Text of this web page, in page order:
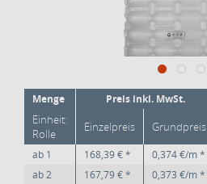
Menge Preis inkl. MwSt.
Einheit:
Rolle
Einzelpreis Grundpreis
ab 1 168,39 € * 0,374 €/m *
ab2 167,79 € * 0,373 €/m *